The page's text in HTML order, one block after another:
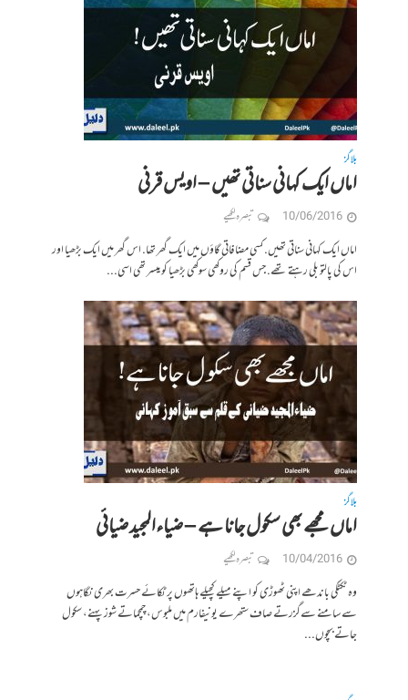
بلاگز
اماں ایک کہانی سناتی تھیں – اویس قرنی
10/06/2016 تبصرہ لکھیے
اماں ایک کہانی سناتی تھیں. کسی مضافاتی گاؤں میں ایک گھر تھا. اس گھر میں ایک بڑھیا اور
اس کی پالتو بلی رہتے تھے. جس قسم کی روکھی سوکھی بڑھیا کو میسر تھی اسی...
بلاگز
اماں مجھے بھی سکول جانا ہے – ضیاءالمجید ضیائی
10/04/2016 تبصرہ لکھیے
وہ ٹکٹکی باندھے اپنی ٹھوڑی کو اپنے میلے کچیلے ہاتھوں پر ٹکائے حسرت بھری نگاہوں
سے سامنے سےگزرتے صاف ستھرے یونیفارم میں ملبوس، چمچماتے شوز پہنے، سکول
جاتے بچوں...